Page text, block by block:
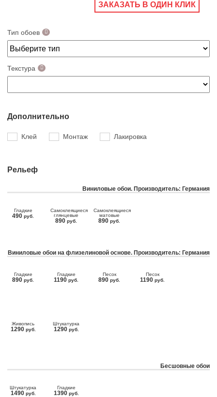
ЗАКАЗАТЬ В ОДИН КЛИК
Тип обоев
Текстура
Дополнительно
Клей Монтаж Лакировка
Рельеф
Виниловые обои. Производитель: Германия
Гладкие
490 руб.
Самоклеящиеся
глянцевые
890 руб.
Самоклеящиеся
матовые
890 руб.
Виниловые обои на флизелиновой основе. Производитель: Германия
Гладкие
890 руб.
Гладкие
1190 руб.
Песок
890 руб.
Песок
1190 руб.
Живопись
1290 руб.
Штукатурка
1290 руб.
Бесшовные обои
Штукатурка
1490 руб.
Гладкие
1390 руб.